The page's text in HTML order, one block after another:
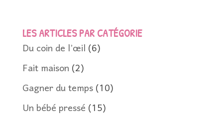
LES ARTICLES PAR CATÉGORIE
Du coin de l’œil(6)
Fait maison(2)
Gagner du temps(10)
Un bébé pressé(15)